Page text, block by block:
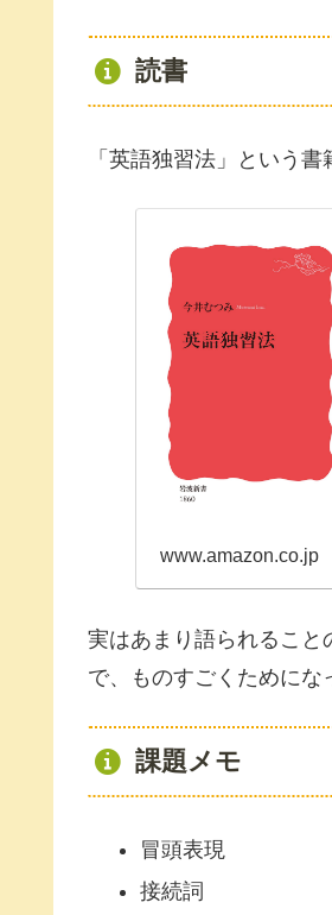
読書
「英語独習法」という書
www.amazon.co.jp
実はあまり語られること
で、ものすごくためにな
課題メモ
冒頭表現
接続詞